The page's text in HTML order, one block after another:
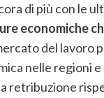
di più con le
economiche
del lavoro
nelle regioni